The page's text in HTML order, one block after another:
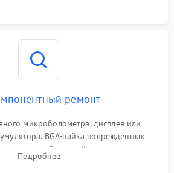
ремонт
микроболометра, дисплея или
BGA-пайка поврежденных
материнской плате. Восстановление
замена поврежденных элементов
Подробнее